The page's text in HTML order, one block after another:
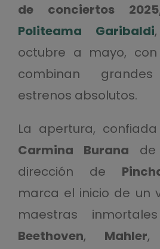
de conciertos
Politeama Garibaldi
octubre a mayo, con
combinan
estrenos absolutos.
La apertura,
Carmina Burana
dirección de
marca el inicio de un
maestras
Beethoven, Mahler,